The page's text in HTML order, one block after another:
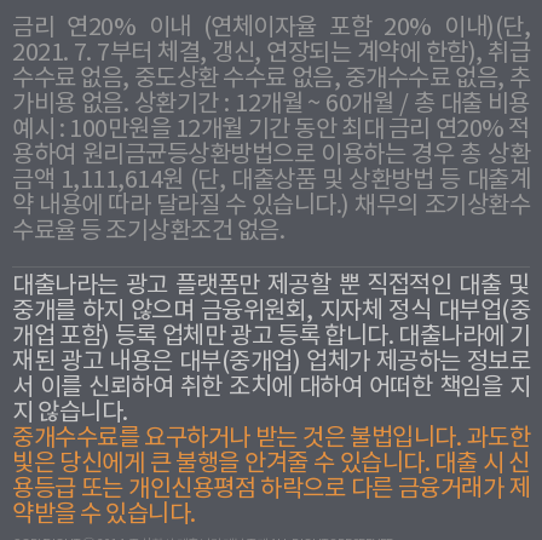
금리 연20% 이내 (연체이자율 포함 20% 이내)(단,
2021. 7. 7부터 체결, 갱신, 연장되는 계약에 한함), 취급
수수료 없음, 중도상환 수수료 없음, 중개수수료 없음, 추
가비용 없음. 상환기간 : 12개월 ~ 60개월 / 총 대출 비용
예시 : 100만원을 12개월 기간 동안 최대 금리 연20% 적
용하여 원리금균등상환방법으로 이용하는 경우 총 상환
금액 1,111,614원 (단, 대출상품 및 상환방법 등 대출계
약 내용에 따라 달라질 수 있습니다.) 채무의 조기상환수
수료율 등 조기상환조건 없음.
대출나라는 광고 플랫폼만 제공할 뿐 직접적인 대출 및
중개를 하지 않으며 금융위원회, 지자체 정식 대부업(중
개업 포함) 등록 업체만 광고 등록 합니다. 대출나라에 기
재된 광고 내용은 대부(중개업) 업체가 제공하는 정보로
서 이를 신뢰하여 취한 조치에 대하여 어떠한 책임을 지
지 않습니다.
중개수수료를 요구하거나 받는 것은 불법입니다. 과도한
빛은 당신에게 큰 불행을 안겨줄 수 있습니다. 대출 시 신
용등급 또는 개인신용평점 하락으로 다른 금융거래가 제
약받을 수 있습니다.